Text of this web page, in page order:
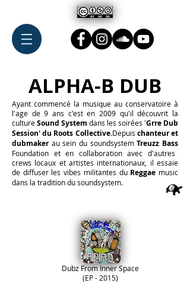
ALPHA-B DUB
Ayant commencé la musique au conservatoire à
l'age de 9 ans c'est en 2009 qu'il découvrit la
cultureSound System dans les soirées 'Grre Dub
Session' du Roots Collective.Depuis chanteur et
dubmakerau sein du soundsystemTreuzz Bass
Foundation et en collaboration avec d'autres
crews locaux et artistes internationaux, il essaie
de diffuser les vibes militantes du Reggae music
dans la tradition du soundsystem.
Dubz From Inner Space
(EP - 2015)